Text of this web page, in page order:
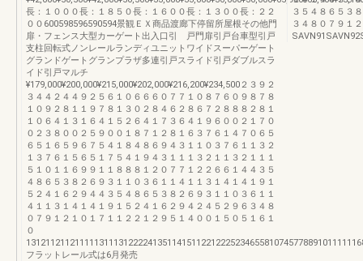
長：１０００長：１８５０長：１６００長：１３００長：２２
００600598596590594景観ＥＸ商品渡廊下停留所屋根その他門
扉・フェンス大型カーゲート出入口引 戸門扉引戸台車型引戸
支柱回転式ノンレールランディユニットワイドスーパーゲート
グランドゲートグランプラザ多連引戸スライド引戸ダブルスラ
イド引戸マルチ
¥179,000¥200,000¥215,000¥202,000¥216,200¥234,500２３９２
３４４２４４９２５６１０６６６０７７１０８７６０９８７８
１０９２８１１９７８１３０２８４６２８６７２８８８２８１
１０６４１３１６４１５２６４１７３６４１９６００２１７０
０２３８００２５９００１８７１２８１６３７６１４７０６５
６５１６５９６７５４１８４８６９４３１１０３７６１１３２
１３７６１５６５１７５４１９４３１１１３２１１３２１１１
５１０１１６９９１１８８８１２０７７１２２６６１４４３５
４８６５３８２６９３１１０３６１１４１１３１４１４１９１
５２４１６２９４４３５４８６５３８２６９３１１０３６１１
４１１３１４１４１９１５２４１６２９４２４５２９６３４８
０７９１２１０１７１１２２１２９５１４００１５０５１６１
０
フラットレール式は6月発売
３５４８６５３
３４８０７９１